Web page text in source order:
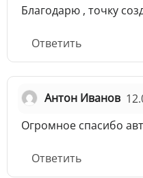
Благодарю , точку
Ответить
Антон Иванов
Огромное спасибо
Ответить